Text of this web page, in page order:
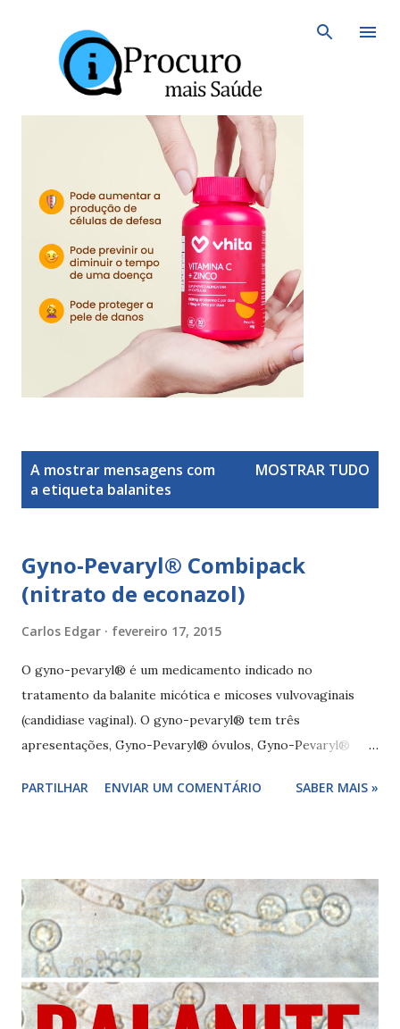
A mostrar mensagens com
a etiqueta balanites
MOSTRAR TUDO
Gyno-Pevaryl® Combipack
(nitrato de econazol)
Carlos Edgar fevereiro 17, 2015
O gyno-pevaryl® é um medicamento indicado no
tratamento da balanite micótica e micoses vulvovaginais
(candidiase vaginal). O gyno-pevaryl® tem três
apresentações, Gyno-Pevaryl® óvulos, Gyno-Pevaryl®
vaginal). Composição de gyno-pevaryl® O gyno-pevaryl®
dias (introduzir o mais profundo possível). Creme vaginal -
aplicar durante 14 dias, um vez por dia, após a higiene com
ajuda do aplicador (aplicador cheio), que é fornecido com a
embalagem. Como aplicar o gyno-pevaryl® pelo homem
Aplicar a pomada uma vez por dia durante 14 dias, após a
higiene da glande e prepúcio. Efeitos secundários possíveis
PARTILHAR ENVIAR UM COMENTÁRIO SABER MAIS »